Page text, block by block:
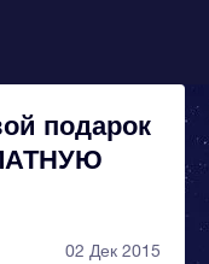
подарок
02 Дек 2015